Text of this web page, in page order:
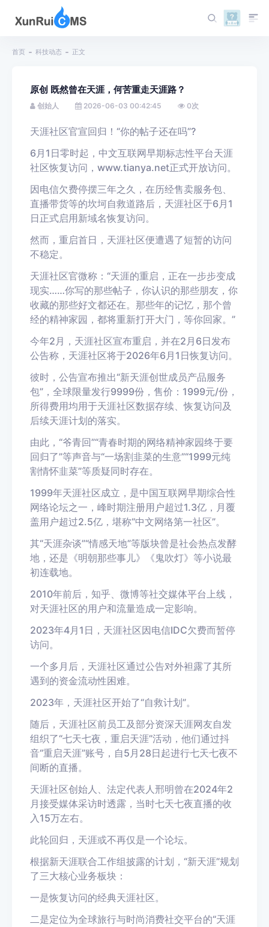
首页 科技动态 正文
原创 既然曾在天涯，何苦重走天涯路？
创始人 2026-06-03 00:42:45 0次
天涯社区官宣回归！“你的帖子还在吗”?
6月1日零时起，中文互联网早期标志性平台天涯
社区恢复访问，www.tianya.net正式开放访问。
因电信欠费停摆三年之久，在历经售卖服务包、
直播带货等的坎坷自救道路后，天涯社区于6月1
日正式启用新域名恢复访问。
然而，重启首日，天涯社区便遭遇了短暂的访问
不稳定。
天涯社区官微称：“天涯的重启，正在一步步变成
现实……你写的那些帖子，你认识的那些朋友，你
收藏的那些好文都还在。那些年的记忆，那个曾
经的精神家园，都将重新打开大门，等你回家。”
今年2月，天涯社区宣布重启，并在2月6日发布
公告称，天涯社区将于2026年6月1日恢复访问。
彼时，公告宣布推出“新天涯创世成员产品服务
包”，全球限量发行9999份，售价：1999元/份，
所得费用均用于天涯社区数据存续、恢复访问及
后续天涯计划的落实。
由此，“爷青回”“青春时期的网络精神家园终于要
回归了”等声音与“一场割韭菜的生意”“1999元纯
割情怀韭菜”等质疑同时存在。
1999年天涯社区成立，是中国互联网早期综合性
网络论坛之一，峰时期注册用户超过1.3亿，月覆
盖用户超过2.5亿，堪称“中文网络第一社区”。
其“天涯杂谈”“情感天地”等版块曾是社会热点发酵
地，还是《明朝那些事儿》《鬼吹灯》等小说最
初连载地。
2010年前后，知乎、微博等社交媒体平台上线，
对天涯社区的用户和流量造成一定影响。
2023年4月1日，天涯社区因电信IDC欠费而暂停
访问。
一个多月后，天涯社区通过公告对外袒露了其所
遇到的资金流动性困难。
2023年，天涯社区开始了“自救计划”。
随后，天涯社区前员工及部分资深天涯网友自发
组织了“七天七夜，重启天涯”活动，他们通过抖
音“重启天涯”账号，自5月28日起进行七天七夜不
间断的直播。
天涯社区创始人、法定代表人邢明曾在2024年2
月接受媒体采访时透露，当时七天七夜直播的收
入15万左右。
此轮回归，天涯或不再仅是一个论坛。
根据新天涯联合工作组披露的计划，“新天涯”规划
了三大核心业务板块：
一是恢复访问的经典天涯社区。
二是定位为全球旅行与时尚消费社交平台的“天涯